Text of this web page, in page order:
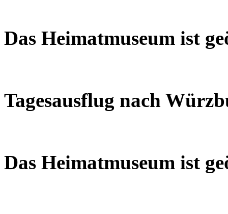
Das Heimatmuseum ist
Tagesausflug nach
Das Heimatmuseum ist